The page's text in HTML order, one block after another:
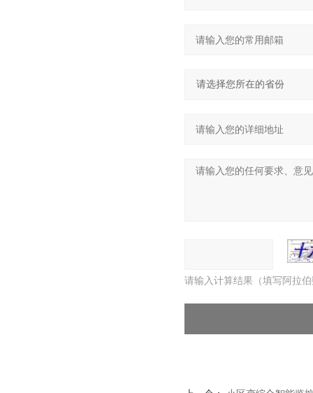
请输入计算结果（填写阿拉